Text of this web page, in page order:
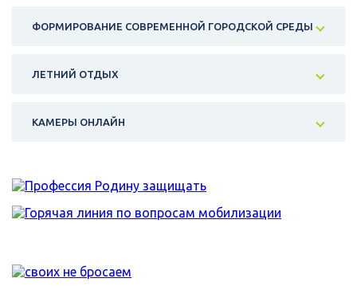
ФОРМИРОВАНИЕ СОВРЕМЕННОЙ ГОРОДСКОЙ СРЕДЫ
ЛЕТНИЙ ОТДЫХ
КАМЕРЫ ОНЛАЙН